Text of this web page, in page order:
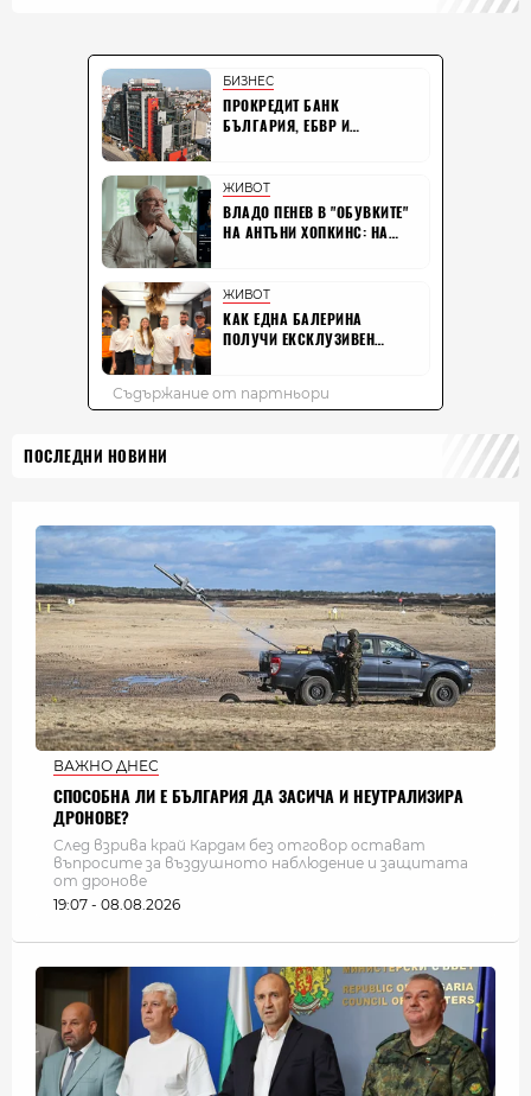
ПОСЛЕДНИ НОВИНИ
ВАЖНО ДНЕС
СПОСОБНА ЛИ Е БЪЛГАРИЯ ДА ЗАСИЧА И НЕУТРАЛИЗИРА
ДРОНОВЕ?
След взрива край Кардам без отговор остават
въпросите за въздушното наблюдение и защитата
от дронове
19:07 - 08.08.2026